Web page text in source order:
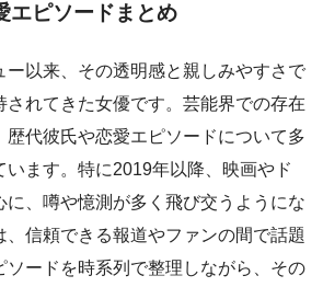
エピソードまとめ
ー以来、その透明感と親しみやすさで
されてきた女優です。芸能界での存在
歴代彼氏や恋愛エピソードについて多
います。特に2019年以降、映画やド
に、噂や憶測が多く飛び交うようにな
、信頼できる報道やファンの間で話題
ソードを時系列で整理しながら、その